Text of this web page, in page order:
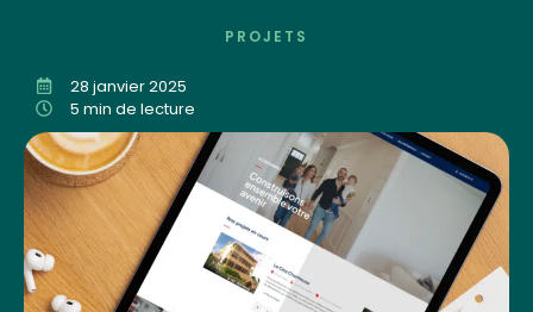
PROJETS
28 janvier 2025
5 min de lecture